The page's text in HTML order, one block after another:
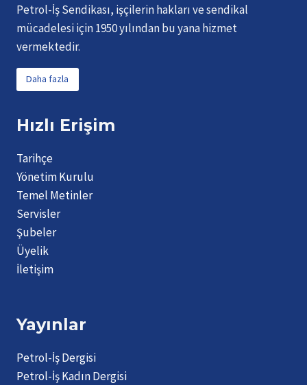
Petrol-İş Sendikası, işçilerin hakları ve sendikal
mücadelesi için 1950 yılından bu yana hizmet
vermektedir.
Daha fazla
Hızlı Erişim
Tarihçe
Yönetim Kurulu
Temel Metinler
Servisler
Şubeler
Üyelik
İletişim
Yayınlar
Petrol-İş Dergisi
Petrol-İş Kadın Dergisi